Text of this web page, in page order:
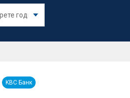
KBC Банк